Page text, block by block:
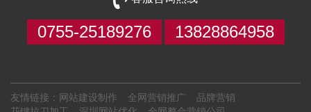
0755-25189276 13828864958
友情链接： 网站建设制作 全网营销推广
品牌营销